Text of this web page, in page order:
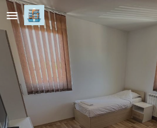
Apartmani Nikolić
Cijena (po danu)
58 KM